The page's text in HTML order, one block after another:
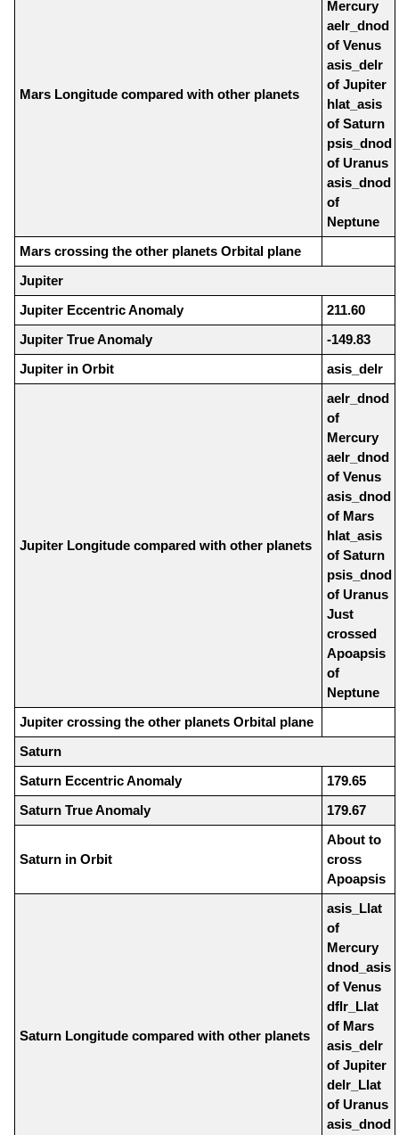
Mars Longitude compared with other planets
Mercury
aelr_dnod
of Venus
asis_delr
of Jupiter
hlat_asis
of Saturn
psis_dnod
of Uranus
asis_dnod
of
Neptune
Mars crossing the other planets Orbital plane
Jupiter
Jupiter Eccentric Anomaly
211.60
Jupiter True Anomaly
-149.83
Jupiter in Orbit
asis_delr
Jupiter Longitude compared with other planets
aelr_dnod
of
Mercury
aelr_dnod
of Venus
asis_dnod
of Mars
hlat_asis
of Saturn
psis_dnod
of Uranus
Just
crossed
Apoapsis
of
Neptune
Jupiter crossing the other planets Orbital plane
Saturn
Saturn Eccentric Anomaly
179.65
Saturn True Anomaly
179.67
Saturn in Orbit
About to
cross
Apoapsis
Saturn Longitude compared with other planets
asis_Llat
of
Mercury
dnod_asis
of Venus
dflr_Llat
of Mars
asis_delr
of Jupiter
delr_Llat
of Uranus
asis_dnod